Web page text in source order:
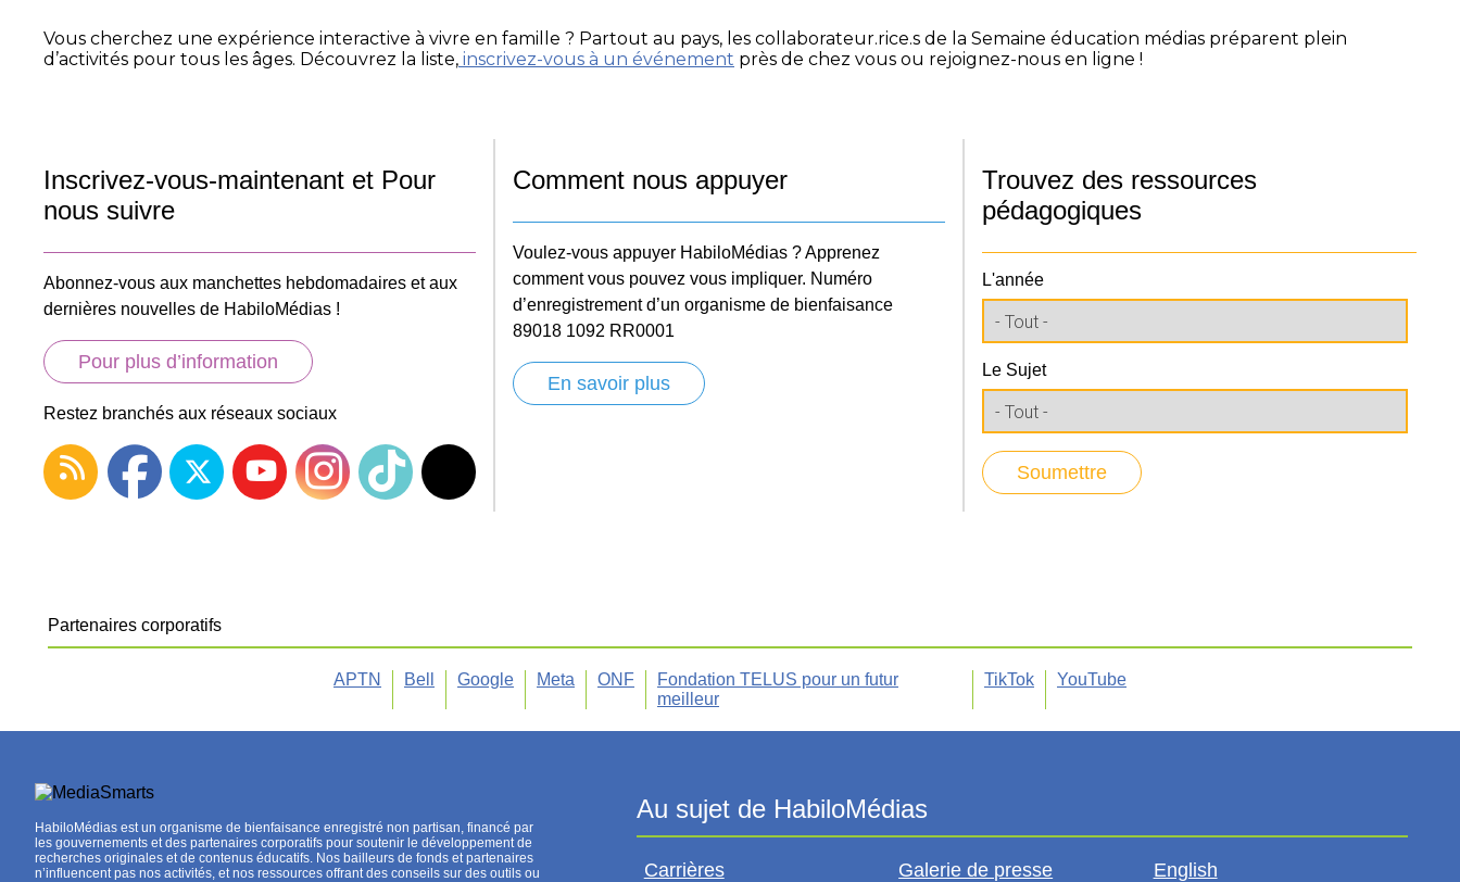
Vous cherchez une expérience interactive à vivre en famille ? Partout au pays, les collaborateur.rice.s de la Semaine éducation médias préparent plein
d’activités pour tous les âges. Découvrez la liste, inscrivez-vous à un événement près de chez vous ou rejoignez-nous en ligne !
Inscrivez-vous-maintenant et Pour
nous suivre
Abonnez-vous aux manchettes hebdomadaires et aux
dernières nouvelles de HabiloMédias !
Pour plus d’information
Restez branchés aux réseaux sociaux
Comment nous appuyer
Voulez-vous appuyer HabiloMédias ? Apprenez
comment vous pouvez vous impliquer. Numéro
d’enregistrement d’un organisme de bienfaisance
89018 1092 RR0001
En savoir plus
Trouvez des ressources
pédagogiques
L'année
Le Sujet
Partenaires corporatifs
APTN Bell Google Meta ONF
Fondation TELUS pour un futur
meilleur
TikTok YouTube
HabiloMédias est un organisme de bienfaisance enregistré non partisan, financé par
les gouvernements et des partenaires corporatifs pour soutenir le développement de
recherches originales et de contenus éducatifs. Nos bailleurs de fonds et partenaires
n’influencent pas nos activités, et nos ressources offrant des conseils sur des outils ou
Carrières Galerie de presse English